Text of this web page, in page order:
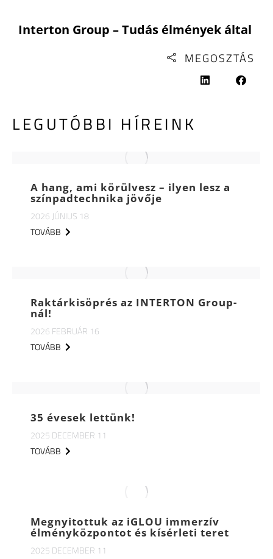
Interton Group – Tudás élmények által
MEGOSZTÁS
LEGUTÓBBI HÍREINK
A hang, ami körülvesz – ilyen lesz a
színpadtechnika jövője
2026 JÚNIUS 18
TOVÁBB
Raktárkisöprés az INTERTON Group-
nál!
2026 FEBRUÁR 16
TOVÁBB
35 évesek lettünk!
2025 DECEMBER 11
TOVÁBB
Megnyitottuk az iGLOU immerzív
élményközpontot és kísérleti teret
2025 DECEMBER 11